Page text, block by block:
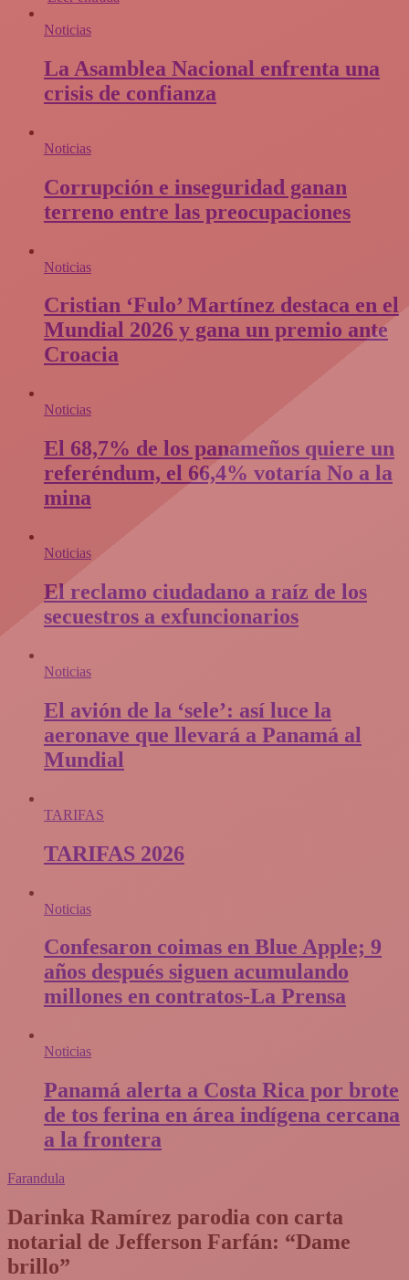
Noticias
La Asamblea Nacional enfrenta una
crisis de confianza​
Noticias
Corrupción e inseguridad ganan
terreno entre las preocupaciones
Noticias
Cristian ‘Fulo’ Martínez destaca en el
Mundial 2026 y gana un premio ante
Croacia
Noticias
El 68,7% de los panameños quiere un
referéndum, el 66,4% votaría No a la
mina
Noticias
El reclamo ciudadano a raíz de los
secuestros a exfuncionarios
Noticias
El avión de la ‘sele’: así luce la
aeronave que llevará a Panamá al
Mundial
TARIFAS
TARIFAS 2026
Noticias
Confesaron coimas en Blue Apple; 9
años después siguen acumulando
millones en contratos-La Prensa
Noticias
Panamá alerta a Costa Rica por brote
de tos ferina en área indígena cercana
a la frontera
Farandula
Darinka Ramírez parodia con carta
notarial de Jefferson Farfán: “Dame
brillo”